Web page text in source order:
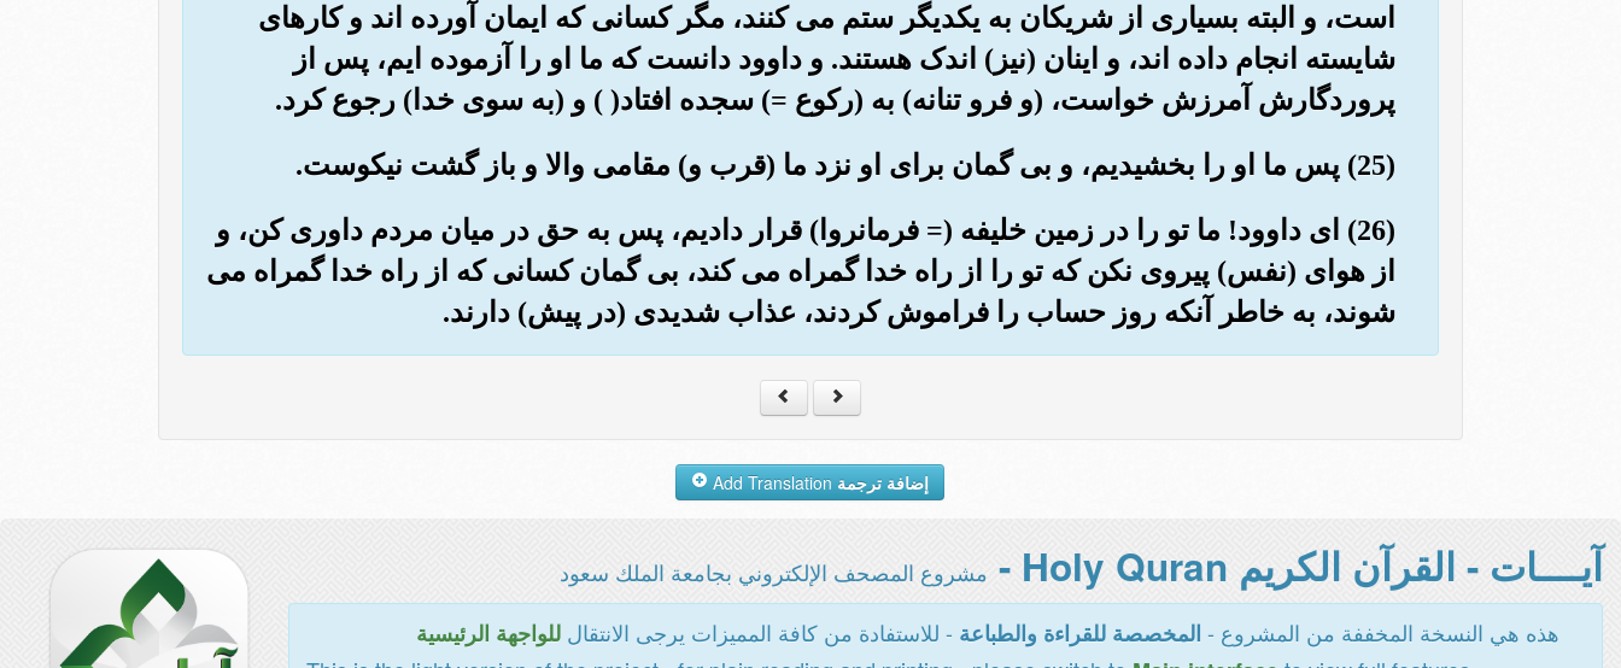
است، و البته بسیاری از شریکان به یکدیگر ستم می کنند، مگر کسانی که ایمان آورده اند و کارهای
شایسته انجام داده اند، و اینان (نیز) اندک هستند. و داوود دانست که ما او را آزموده ایم، پس از
پروردگارش آمرزش خواست، (و فرو تنانه) به (رکوع =) سجده افتاد( ) و (به سوی خدا) رجوع کرد.
(25) پس ما او را بخشیدیم، و بی گمان برای او نزد ما (قرب و) مقامی والا و باز گشت نیکوست.
(26) ای داوود! ما تو را در زمین خلیفه (= فرمانروا) قرار دادیم، پس به حق در میان مردم داوری کن، و
از هوای (نفس) پیروی نکن که تو را از راه خدا گمراه می کند، بی گمان کسانی که از راه خدا گمراه می
شوند، به خاطر آنکه روز حساب را فراموش کردند، عذاب شدیدی (در پیش) دارند.
إضافة ترجمة
آيــــات - القرآن الكريم Holy Quran - مشروع المصحف الإلكتروني بجامعة الملك سعود
هذه هي النسخة المخففة من المشروع - المخصصة للقراءة والطباعة - للاستفادة من كافة المميزات يرجى الانتقالللواجهة الرئيسية